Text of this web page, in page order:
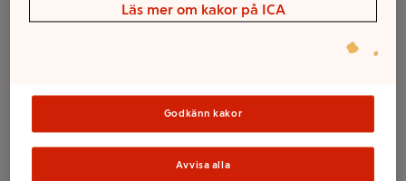
PET-flaska 2x0,5L
DWS Fuse
Sortimentet kan variera mellan butikerna
Läs mer om kakor på ICA
Godkänn kakor
Avvisa alla